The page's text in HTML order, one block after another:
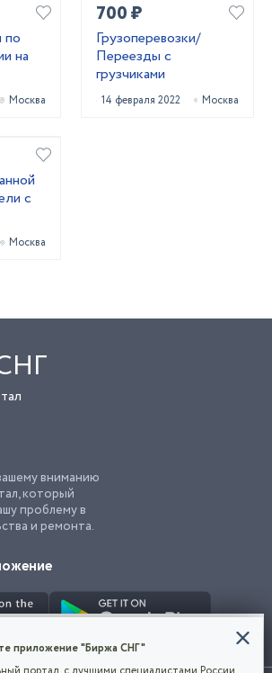
по
на
Москва
700 ₽
Грузоперевозки/
Переезды с
грузчиками
14 февраля 2022 Москва
с
Москва
вниманию
который
проблему в
и ремонта.
cookie, чтобы сделать
приложение "Биржа СНГ"